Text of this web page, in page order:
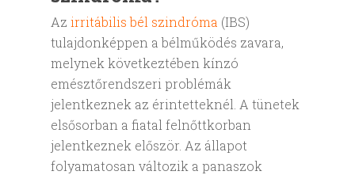
Az irritábilis bél szindróma (IBS)
tulajdonképpen a bélműködés zavara,
melynek következtében kínzó
emésztőrendszeri problémák
jelentkeznek az érintetteknél. A tünetek
elsősorban a fiatal felnőttkorban
jelentkeznek először. Az állapot
folyamatosan változik a panaszok